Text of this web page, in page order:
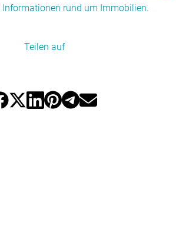
rund um Immobilien.
Teilen auf